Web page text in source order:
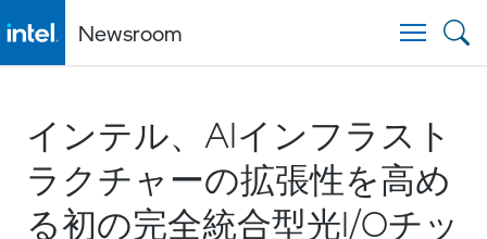
Newsroom
インテル、AIインフラスト
ラクチャーの拡張性を高め
る初の完全統合型光I/Oチッ